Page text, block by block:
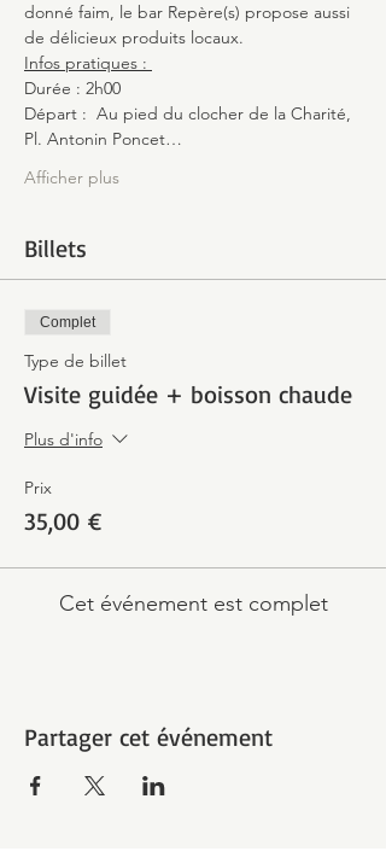
donné faim, le bar Repère(s) propose aussi
de délicieux produits locaux.
Infos pratiques :
Durée : 2h00
Départ :  Au pied du clocher de la Charité,
Pl. Antonin Poncet…
Afficher plus
Billets
Complet
Type de billet
Visite guidée + boisson chaude
Plus d'info
Prix
35,00 €
Cet événement est complet
Partager cet événement